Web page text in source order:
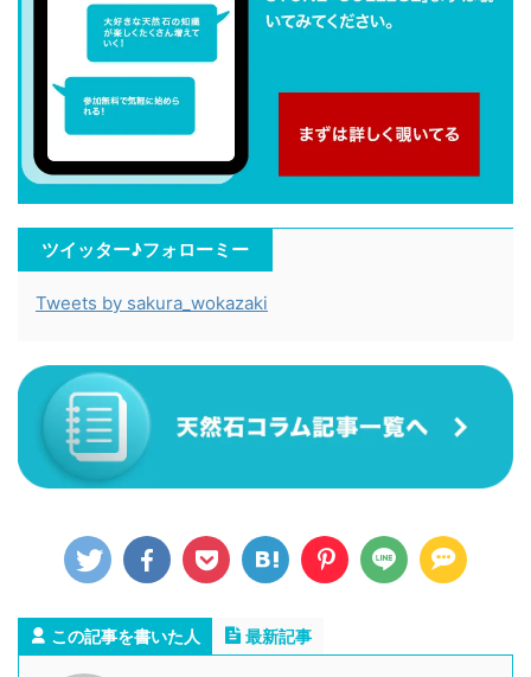
ツイッター♪フォローミー
Tweets by sakura_wokazaki
この記事を書いた人 最新記事